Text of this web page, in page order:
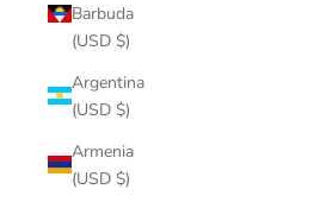
Barbuda
(USD $)
Argentina
(USD $)
Armenia
(USD $)